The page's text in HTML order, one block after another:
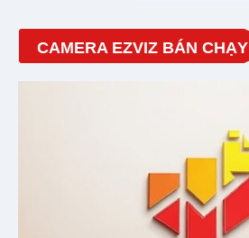
CAMERA EZVIZ BÁN CHẠY